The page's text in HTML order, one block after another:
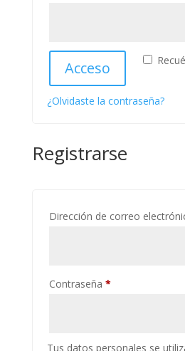
Acceso
¿Olvidaste la contraseña?
Registrarse
Dirección de correo
Contraseña *Obligatorio
Tus datos personales se